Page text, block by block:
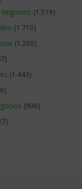
(1.519)
(1.710)
(1.260)
(1.443)
(900)